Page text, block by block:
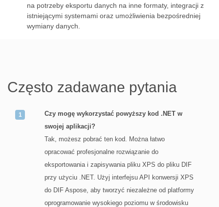
na potrzeby eksportu danych na inne formaty, integracji z
istniejącymi systemami oraz umożliwienia bezpośredniej
wymiany danych.
Często zadawane pytania
Czy mogę wykorzystać powyższy kod .NET w
swojej aplikacji?
Tak, możesz pobrać ten kod. Można łatwo
opracować profesjonalne rozwiązanie do
eksportowania i zapisywania pliku XPS do pliku DIF
przy użyciu .NET. Użyj interfejsu API konwersji XPS
do DIF Aspose, aby tworzyć niezależne od platformy
oprogramowanie wysokiego poziomu w środowisku